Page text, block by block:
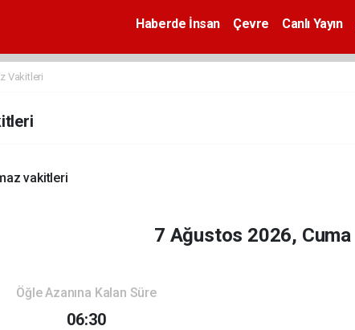
Haberde İnsan Çevre Canlı Yayın
Vakitleri
vakitleri
7 Ağustos 2026, Cuma
Öğle Azanına Kalan Süre
06:30